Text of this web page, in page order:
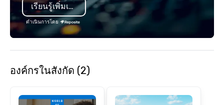
engaging information
team building. All-Inclusive Group
เรียนรู้เพิ่มเติม
ดำเนินการโดย
องค์กรในสังกัด (2)